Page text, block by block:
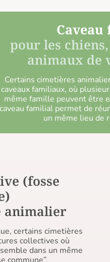
pour les
animaux de
Certains cimetières
caveaux familiaux, où
même famille peuvent être
caveau familial permet de
un même lieu de
(fosse
animalier
certains cimetières
collectives où
dans un même